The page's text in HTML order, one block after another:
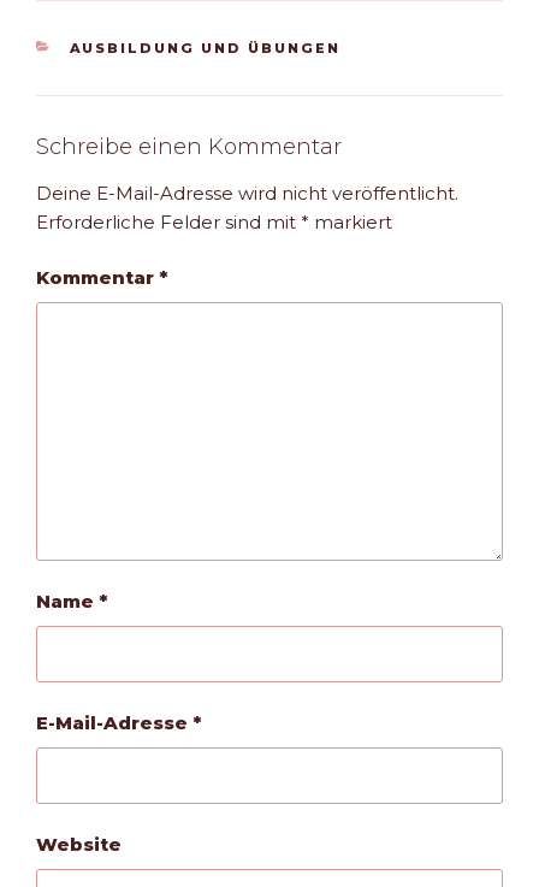
KATEGORIEN
AUSBILDUNG UND ÜBUNGEN
Schreibe einen Kommentar
Deine E-Mail-Adresse wird nicht veröffentlicht.
Erforderliche Felder sind mit * markiert
Kommentar *
Name *
E-Mail-Adresse *
Website